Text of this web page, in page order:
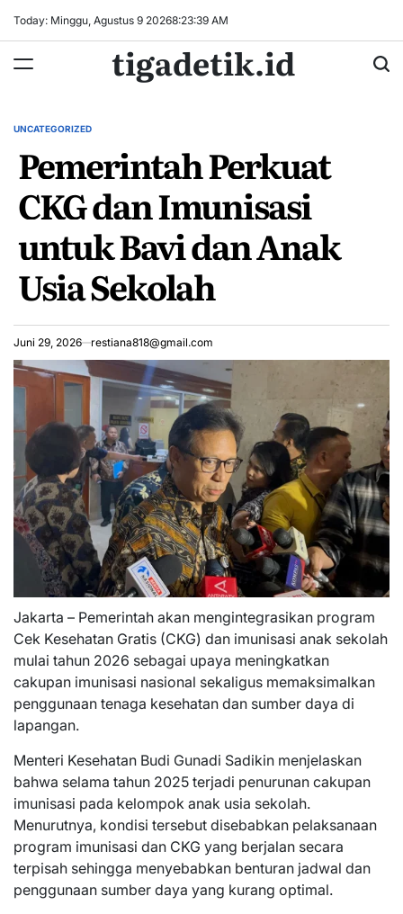
Today: Minggu, Agustus 9 20268:23:40 AM
tigadetik.id
POSTED
UNCATEGORIZED
Pemerintah Perkuat
CKG dan Imunisasi
untuk Bayi dan Anak
Usia Sekolah
Juni 29, 2026 restiana818@gmail.com
Jakarta – Pemerintah akan mengintegrasikan program
Cek Kesehatan Gratis (CKG) dan imunisasi anak sekolah
mulai tahun 2026 sebagai upaya meningkatkan
cakupan imunisasi nasional sekaligus memaksimalkan
penggunaan tenaga kesehatan dan sumber daya di
lapangan.
Menteri Kesehatan Budi Gunadi Sadikin menjelaskan
bahwa selama tahun 2025 terjadi penurunan cakupan
imunisasi pada kelompok anak usia sekolah.
Menurutnya, kondisi tersebut disebabkan pelaksanaan
program imunisasi dan CKG yang berjalan secara
terpisah sehingga menyebabkan benturan jadwal dan
penggunaan sumber daya yang kurang optimal.